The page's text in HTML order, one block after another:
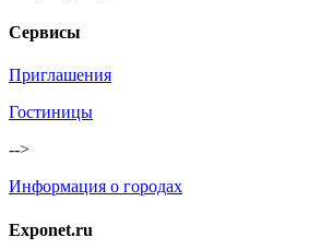
Сервисы
Приглашения
Гостиницы
-->
Информация о городах
Exponet.ru